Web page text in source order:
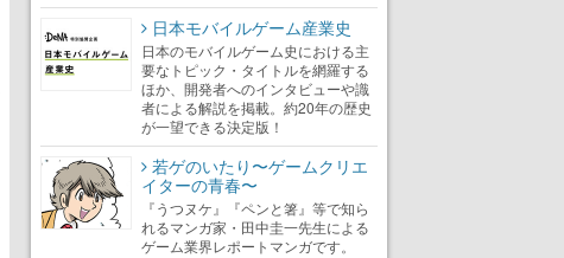
日本モバイルゲーム産業史
日本のモバイルゲーム史における主
要なトピック・タイトルを網羅する
ほか、開発者へのインタビューや識
者による解説を掲載。約20年の歴史
が一望できる決定版！
若ゲのいたり〜ゲームクリエ
イターの青春〜
『うつヌケ』『ペンと箸』等で知ら
れるマンガ家・田中圭一先生による
ゲーム業界レポートマンガです。